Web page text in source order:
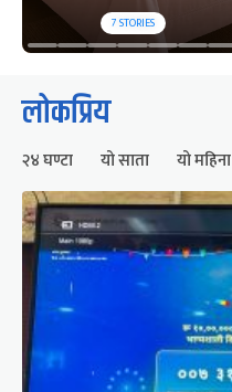
7STORIES
लोकप्रिय
२४ घण्टा यो साता यो महिना